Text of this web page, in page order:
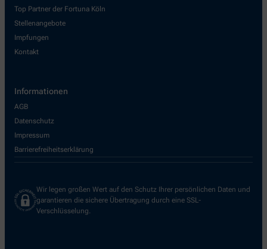
Top Partner der Fortuna Köln
Stellenangebote
Impfungen
Kontakt
Informationen
AGB
Datenschutz
Impressum
Barrierefreiheitserklärung
Wir legen großen Wert auf den Schutz Ihrer persönlichen Daten und
garantieren die sichere Übertragung durch eine SSL-
Verschlüsselung.